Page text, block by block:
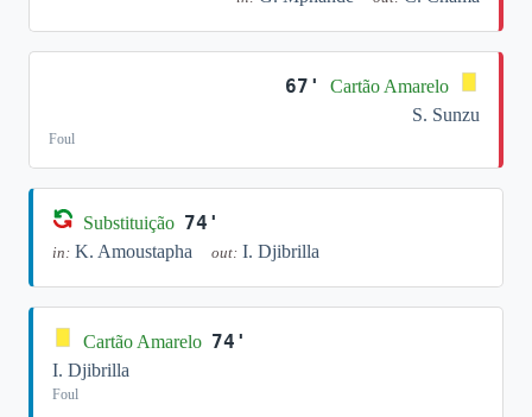
67'
Cartão Amarelo
S. Sunzu
Foul
Substituição 74'
in: K. Amoustapha out: I. Djibrilla
Cartão Amarelo 74'
I. Djibrilla
Foul